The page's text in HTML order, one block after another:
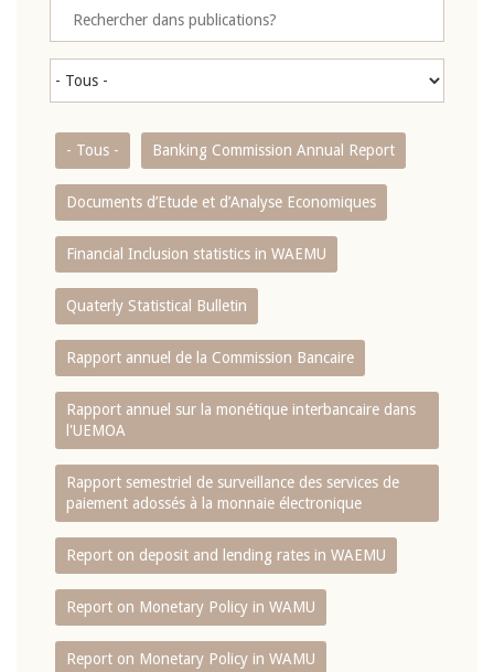
- Tous - Banking Commission Annual Report
Documents d’Etude et d’Analyse Economiques
Financial Inclusion statistics in WAEMU
Quaterly Statistical Bulletin
Rapport annuel de la Commission Bancaire
Rapport annuel sur la monétique interbancaire dans
l'UEMOA
Rapport semestriel de surveillance des services de
paiement adossés à la monnaie électronique
Report on deposit and lending rates in WAEMU
Report on Monetary Policy in WAMU
Report on Monetary Policy in WAMU